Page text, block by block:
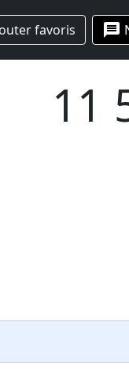
favoris message
11